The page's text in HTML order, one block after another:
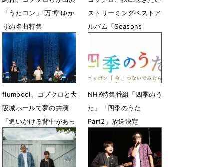
「うたコン」“万博”ゆか
りの名曲特集
4月8日 14時09分
ストリーミングベストア
ルバム「Seasons
配信開始
9月8日 12時28分
flumpool、コブクロと大
阪城ホールで夢の共演
「追いかける背中があっ
たから、ここまで来れま
した」
2月21日 22時00分
NHK特集番組「四季のう
た」「四季のうた
Part2」放送決定
2月17日 23時08分